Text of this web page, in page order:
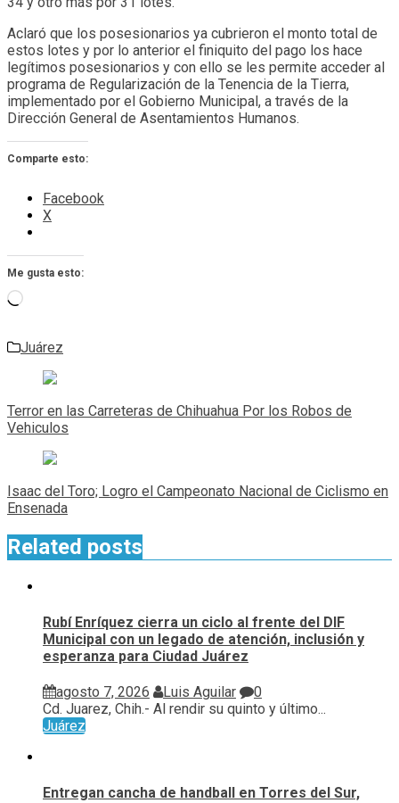
Aclaró que los posesionarios ya cubrieron el monto total de
estos lotes y por lo anterior el finiquito del pago los hace
legítimos posesionarios y con ello se les permite acceder al
programa de Regularización de la Tenencia de la Tierra,
implementado por el Gobierno Municipal, a través de la
Dirección General de Asentamientos Humanos.
Comparte esto:
Facebook
X
Me gusta esto:
Cargando...
Juárez
Navegación
de
entradas
Terror en las Carreteras de Chihuahua Por los Robos de
Vehiculos
Isaac del Toro; Logro el Campeonato Nacional de Ciclismo en
Ensenada
Related posts
Rubí Enríquez cierra un ciclo al frente del DIF
Municipal con un legado de atención, inclusión y
esperanza para Ciudad Juárez
agosto 7, 2026 Luis Aguilar
0
Cd. Juarez, Chih.- Al rendir su quinto y último...
Juárez
Entregan cancha de handball en Torres del Sur,